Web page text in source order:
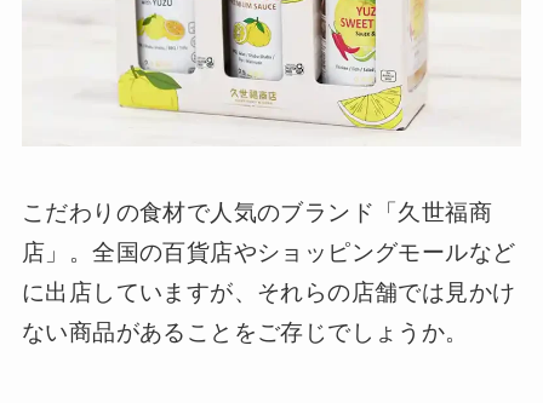
こだわりの食材で人気のブランド「久世福商
店」。全国の百貨店やショッピングモールなど
に出店していますが、それらの店舗では見かけ
ない商品があることをご存じでしょうか。